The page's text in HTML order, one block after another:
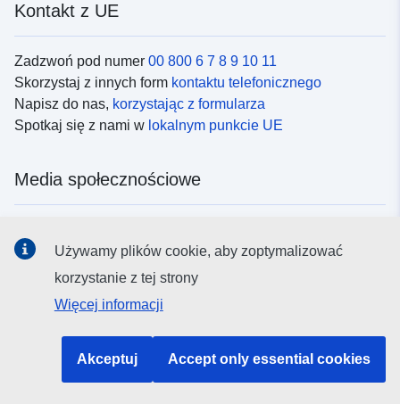
Kontakt z UE
Zadzwoń pod numer 00 800 6 7 8 9 10 11
Skorzystaj z innych form kontaktu telefonicznego
Napisz do nas, korzystając z formularza
Spotkaj się z nami w lokalnym punkcie UE
Media społecznościowe
Instytucje i organy UE
Używamy plików cookie, aby zoptymalizować
korzystanie z tej strony
Więcej informacji
Akceptuj Accept only essential cookies